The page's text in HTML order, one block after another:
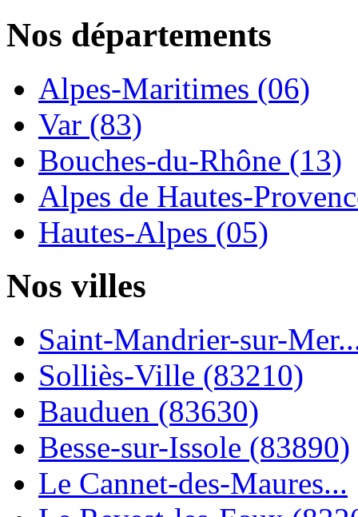
Nos départements
Alpes-Maritimes (06)
Var (83)
Bouches-du-Rhône (13)
Alpes de Hautes-
Hautes-Alpes (05)
Nos villes
Saint-Mandrier-sur-
Solliès-Ville (83210)
Bauduen (83630)
Besse-sur-Issole (83890)
Le Cannet-des-Maures...